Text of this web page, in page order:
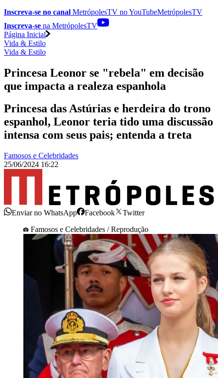
Inscreva-se no canal MetrópolesTV noYouTubeMetrópolesTV
Inscreva-se na MetrópolesTV
Página Inicial
Vida & Estilo
Vida & Estilo
Princesa Leonor se "rebela" em decisão
que impacta a realeza espanhola
Princesa das Astúrias e herdeira do trono
espanhol, Leonor teria tido uma discussão
intensa com seus pais; entenda a treta
Famosos e Celebridades
25/06/2024 16:22
Enviar no WhatsApp Facebook
Twitter
Famosos e Celebridades / Reprodução